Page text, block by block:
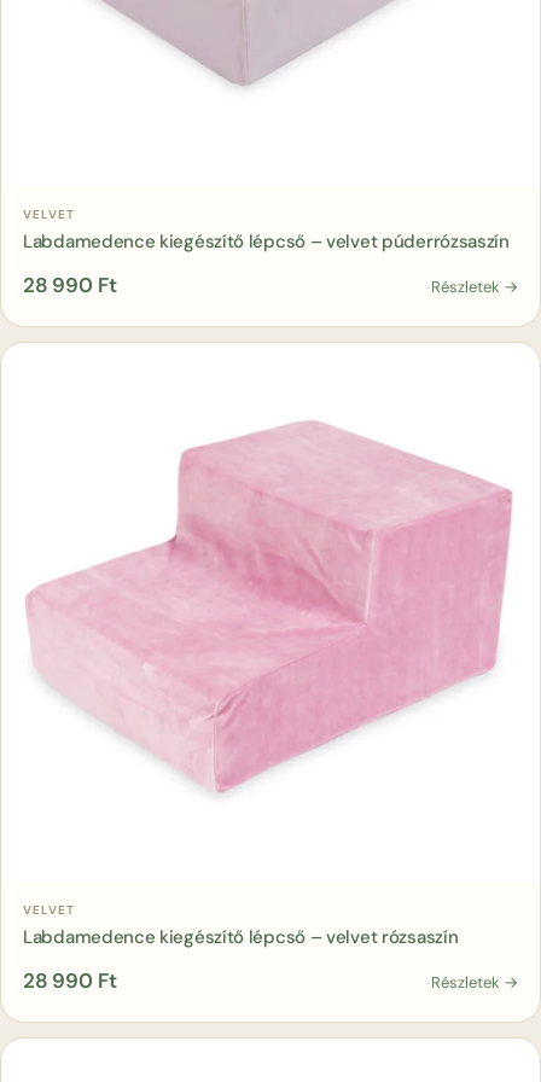
Kosárba
VELVET
Labdamedence kiegészítő lépcső – velvet púderrózsaszín
28 990 Ft Részletek →
Kosárba
VELVET
Labdamedence kiegészítő lépcső – velvet rózsaszín
28 990 Ft Részletek →